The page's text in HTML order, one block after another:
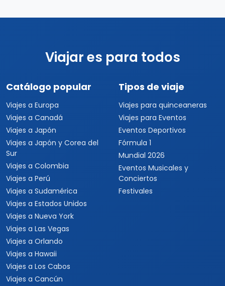
Viajar es para todos
Catálogo popular
Viajes a Europa
Viajes a Canadá
Viajes a Japón
Viajes a Japón y Corea del
Sur
Viajes a Colombia
Viajes a Perú
Viajes a Sudamérica
Viajes a Estados Unidos
Viajes a Nueva York
Viajes a Las Vegas
Viajes a Orlando
Viajes a Hawaii
Viajes a Los Cabos
Viajes a Cancún
Tipos de viaje
Viajes para quinceaneras
Viajes para Eventos
Eventos Deportivos
Fórmula 1
Mundial 2026
Eventos Musicales y
Conciertos
Festivales